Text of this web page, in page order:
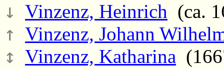
↓ Vinzenz, Heinrich (ca.
↑ Vinzenz, Johann
↕ Vinzenz, Katharina